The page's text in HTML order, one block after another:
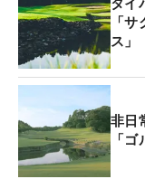
タイ
「
ス」
非日
「